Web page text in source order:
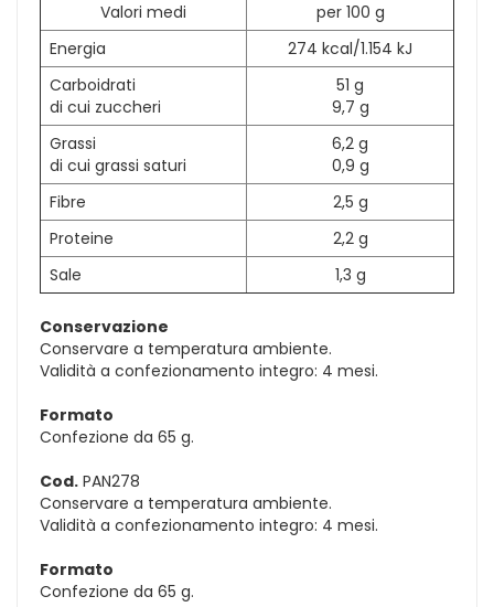
Valori medi
per 100 g
Energia
274 kcal/1.154 kJ
Carboidrati
di cui zuccheri
51 g
9,7 g
Grassi
di cui grassi saturi
6,2 g
0,9 g
Fibre
2,5 g
Proteine
2,2 g
Sale
1,3 g
Conservazione
Conservare a temperatura ambiente.
Validità a confezionamento integro: 4 mesi.
Formato
Confezione da 65 g.
Cod. PAN278
Conservare a temperatura ambiente.
Validità a confezionamento integro: 4 mesi.
Formato
Confezione da 65 g.